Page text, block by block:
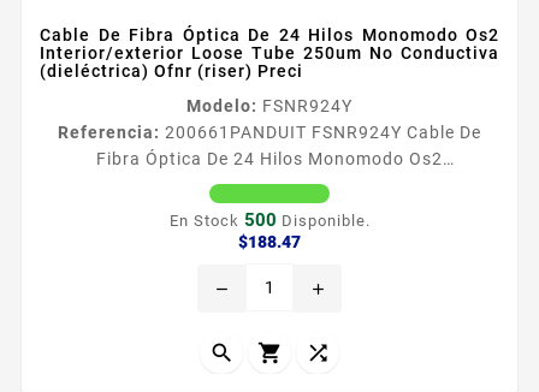
Cable De Fibra Óptica De 24 Hilos Monomodo Os2
Interior/exterior Loose Tube 250um No Conductiva
(dieléctrica) Ofnr (riser) Preci
Modelo: FSNR924Y
Referencia: 200661 PANDUIT FSNR924Y Cable De
Fibra Óptica De 24 Hilos Monomodo Os2
Interior/exterior Loose Tube 250um No Conductiva
(dieléctrica) Ofnr (riser) Preci El cable InteriorExterior
sin gel OptiCorereg es una parte integral de la
extremo de Panduit disentildeada para respaldar las
cumplir con los requisitos de...
En Stock 500 Disponible.
$188.47Precio
remove add
  